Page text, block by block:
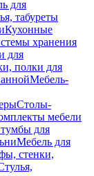
для
табуреты
Кухонные
хранения
для
полки для
Мебель-
Столы-
мебели
для
Мебель для
стенки,